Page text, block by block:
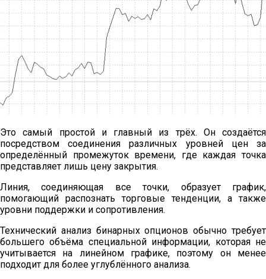
Это самый простой и главный из трёх. Он создаётся
посредством соединения различных уровней цен за
определённый промежуток времени, где каждая точка
представляет лишь цену закрытия.
Линия, соединяющая все точки, образует график,
помогающий распознать торговые тенденции, а также
уровни поддержки и сопротивления.
Технический анализ бинарных опционов обычно требует
большего объёма специальной информации, которая не
учитывается на линейном графике, поэтому он менее
подходит для более углублённого анализа.